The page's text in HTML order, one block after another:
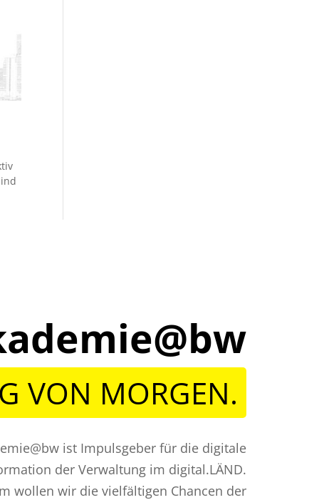
VON MORGEN.
ist Impulsgeber für die digitale
der Verwaltung im digital.LÄND.
wollen wir die vielfältigen Chancen der